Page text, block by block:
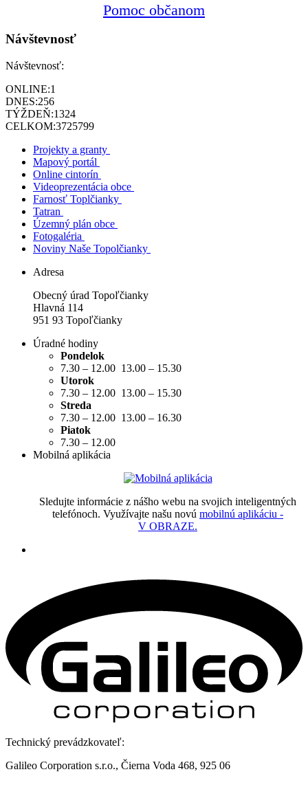
Pomoc občanom
Návštevnosť
Návštevnosť:
ONLINE:1
DNES:256
TÝŽDEŇ:1324
CELKOM:3725799
Projekty a granty
Mapový portál
Online cintorín
Videoprezentácia obce
Farnosť Toplčianky
Tatran
Územný plán obce
Fotogaléria
Noviny Naše Topolčianky
Adresa
Obecný úrad Topoľčianky
Hlavná 114
951 93 Topoľčianky
Úradné hodiny
Pondelok
7.30 – 12.00 13.00 – 15.30
Utorok
7.30 – 12.00 13.00 – 15.30
Streda
7.30 – 12.00 13.00 – 16.30
Piatok
7.30 – 12.00
Mobilná aplikácia
Sledujte informácie z nášho webu na svojich inteligentných
telefónoch. Využívajte našu novú mobilnú aplikáciu -
V OBRAZE.
Technický prevádzkovateľ:
Galileo Corporation s.r.o., Čierna Voda 468, 925 06